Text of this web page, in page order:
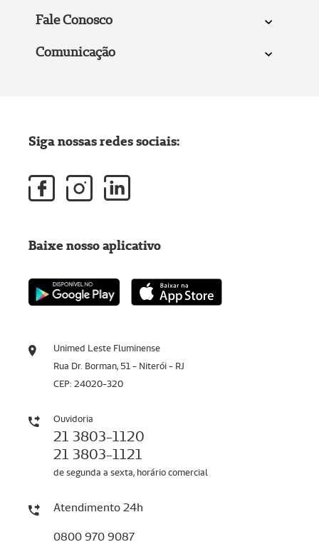
Fale Conosco
Comunicação
Unimed Leste Fluminense
Rua Dr. Borman, 51 - Niterói - RJ
CEP: 24020-320
Ouvidoria
21 3803-1120
21 3803-1121
de segunda a sexta, horário comercial
Atendimento 24h
0800 970 9087
Siga nossas redes sociais:
Baixe nosso aplicativo